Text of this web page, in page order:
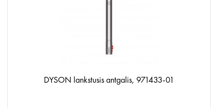
DYSON lankstusis antgalis, 971433-01